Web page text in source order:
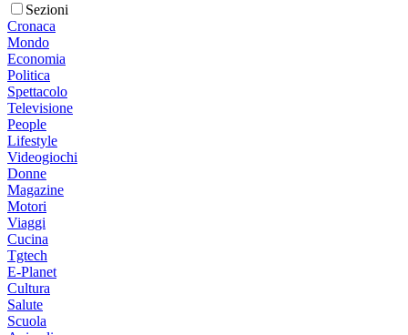
Sezioni
Cronaca
Mondo
Economia
Politica
Spettacolo
Televisione
People
Lifestyle
Videogiochi
Donne
Magazine
Motori
Viaggi
Cucina
Tgtech
E-Planet
Cultura
Salute
Scuola